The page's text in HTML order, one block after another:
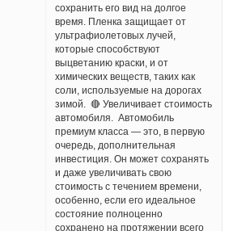
сохранить его вид на долгое
время. Пленка защищает от
ультрафиолетовых лучей,
которые способствуют
выцветанию краски, и от
химических веществ, таких как
соли, используемые на дорогах
зимой. 🔴 Увеличивает стоимость
автомобиля. Автомобиль
премиум класса — это, в первую
очередь, дополнительная
инвестиция. Он может сохранять
и даже увеличивать свою
стоимость с течением времени,
особенно, если его идеальное
состояние полноценно
сохранено на протяжении всего